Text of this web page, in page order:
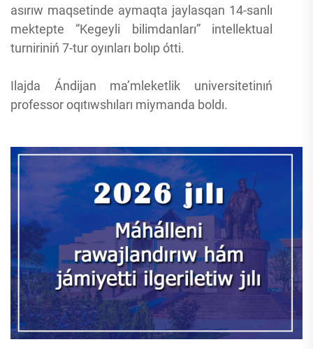
asırıw maqsetinde aymaqta jaylasqan 14-sanlı
mektepte “Kegeyli bilimdanları” intellektual
turniriniń 7-tur oyınları bolıp ótti.
Ilajda Ándijan ma’mleketlik universitetinıń
professor oqıtıwshıları miymanda boldı.